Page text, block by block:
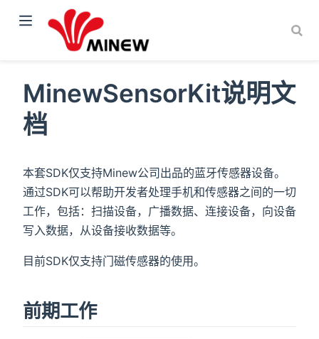
MinewSensorKit说明文
档
本套SDK仅支持Minew公司出品的蓝牙传感器设备。
通过SDK可以帮助开发者处理手机和传感器之间的一切
工作，包括：扫描设备，广播数据、连接设备，向设备
写入数据，从设备接收数据等。
目前SDK仅支持门磁传感器的使用。
前期工作